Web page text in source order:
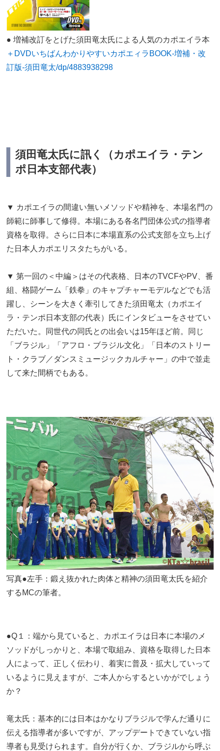
● 増補改訂をとげた須田竜太氏による人気のカポエイラ本
＋DVDいちばんわかりやすいカポエィラBOOK-増補・改
訂版-須田竜太/dp/4883938298
須田竜太氏に訊く（カポエイラ・テン
ポ日本支部代表）
▼ カポエイラの間違い無いメソッドや精神を、本場名門の
師範に師事して修得。本場にある各名門団体公式の指導者
資格を取得。さらに日本に本場直系の公式支部を立ち上げ
た日本人カポエリスタたちがいる。
▼ 第一回の＜中編＞はその代表格、日本のTVCFやPV、番
組、格闘ゲーム「鉄拳」のキャプチャーモデルなどでも活
躍し、シーンを大きく牽引してきた須田竜太（カポエイ
ラ・テンポ日本支部の代表）氏にインタビューをさせてい
ただいた。同世代の同氏との出会いは15年ほど前。同じ
「ブラジル」「アフロ・ブラジル文化」「日本のストリー
ト・クラブ／ダンスミュージックカルチャー」の中で並走
して来た間柄でもある。
写真●左手：鍛え抜かれた肉体と精神の須田竜太氏を紹介
するMCの筆者。
●Q１：端から見ていると、カポエイラは日本に本場のメ
ソッドがしっかりと、本場で取組み、資格を取得した日本
人によって、正しく伝わり、着実に普及・拡大していって
いるように見えますが、ご本人からするといかがでしょう
か？
竜太氏：基本的には日本はかなりブラジルで学んだ通りに
伝える指導者が多いですが、アップデートできていない指
導者も見受けられます。自分が行くか、ブラジルから呼ぶ